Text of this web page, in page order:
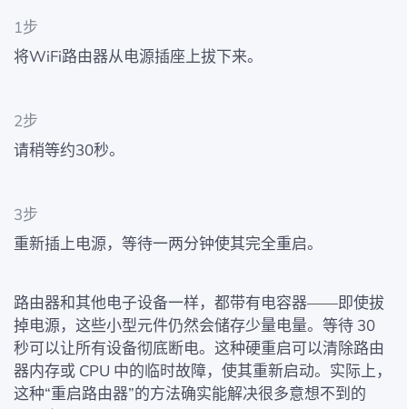
1步
将WiFi路由器从电源插座上拔下来。
2步
请稍等约30秒。
3步
重新插上电源，等待一两分钟使其完全重启。
路由器和其他电子设备一样，都带有电容器——即使拔
掉电源，这些小型元件仍然会储存少量电量。等待 30
秒可以让所有设备彻底断电。这种硬重启可以清除路由
器内存或 CPU 中的临时故障，使其重新启动。实际上，
这种“重启路由器”的方法确实能解决很多意想不到的